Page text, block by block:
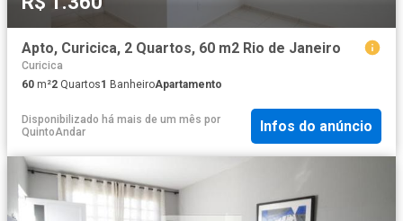
Apto, Curicica, 2 Quartos, 60 m2 Rio de Janeiro
Curicica
60 m²2 Quartos1 BanheiroApartamento
Disponibilizado há mais de um mês por
QuintoAndar
Infos do anúncio